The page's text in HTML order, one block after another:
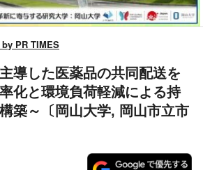
PR TIMES
導した医薬品の共同配送を
化と環境負荷軽減による持
築～〔岡山大学, 岡山市立市